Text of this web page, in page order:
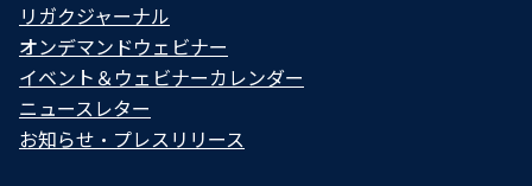
リガクジャーナル
オンデマンドウェビナー
イベント＆ウェビナーカレンダー
ニュースレター
お知らせ・プレスリリース